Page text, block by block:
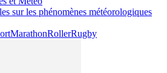
sur les phénomènes météorologiques
MarathonRollerRugby